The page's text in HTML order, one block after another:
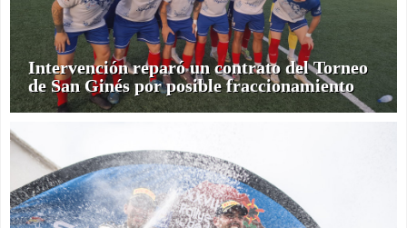
Intervención reparó un contrato del Torneo
de San Ginés por posible fraccionamiento